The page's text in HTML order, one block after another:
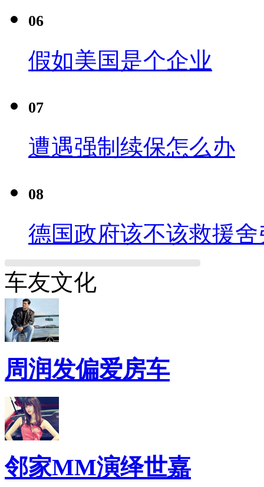
06
假如美国是个企业
07
遭遇强制续保怎么办
08
德国政府该不该救援舍
车友文化
周润发偏爱房车
邻家MM演绎世嘉